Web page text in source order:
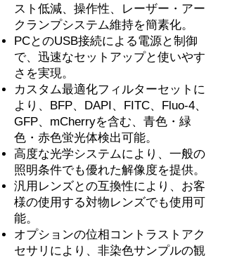
スト低減、操作性、レーザー・アー
クランプシステム維持を簡素化。
PCとのUSB接続による電源と制御
で、迅速なセットアップと使いやす
さを実現。
カスタム最適化フィルターセットに
より、BFP、DAPI、FITC、Fluo-4、
GFP、mCherryを含む、青色・緑
色・赤色蛍光体検出可能。
高度な光学システムにより、一般の
照明条件でも優れた解像度を提供。
汎用レンズとの互換性により、お客
様の使用する対物レンズでも使用可
能。
オプションの位相コントラストアク
セサリにより、非染色サンプルの観